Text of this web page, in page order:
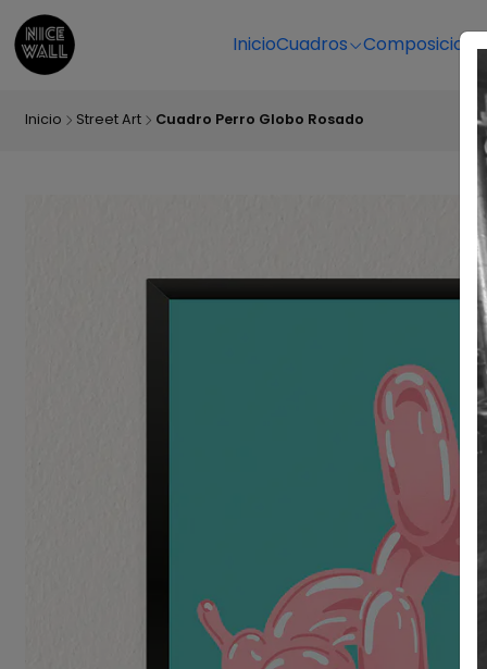
InicioCuadros
Inicio Street Art Cuadro Perro Globo Rosado